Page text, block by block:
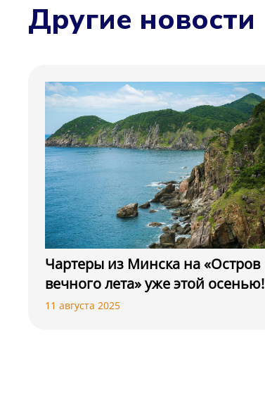
Другие новости
Чартеры из Минска на «Остров
вечного лета» уже этой осенью!
11 августа 2025